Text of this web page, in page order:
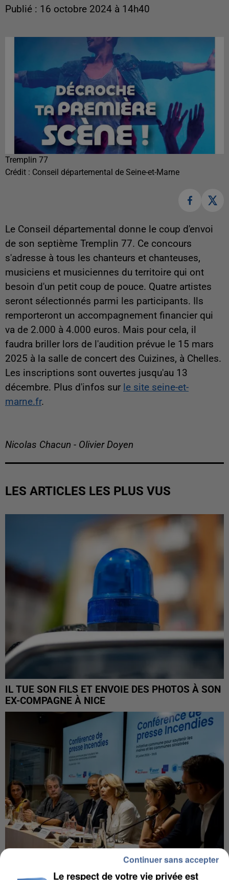
Publié : 16 octobre 2024 à 14h40
Tremplin 77
Crédit : Conseil départemental de Seine-et-Marne
Le Conseil départemental donne le coup d'envoi
de son septième Tremplin 77. Ce concours
s'adresse à tous les chanteurs et chanteuses,
musiciens et musiciennes du territoire qui ont
besoin d'un petit coup de pouce. Quatre artistes
seront sélectionnés parmi les participants. Ils
remporteront un accompagnement financier qui
va de 2.000 à 4.000 euros. Mais pour cela, il
faudra briller lors de l'audition prévue le 15 mars
2025 à la salle de concert des Cuizines, à Chelles.
Les inscriptions sont ouvertes jusqu'au 13
décembre. Plus d'infos sur le site seine-et-
marne.fr.
Nicolas Chacun - Olivier Doyen
LES ARTICLES LES PLUS VUS
IL TUE SON FILS ET ENVOIE DES PHOTOS À SON
EX-COMPAGNE À NICE
Le respect de votre vie privée est
Continuer sans accepter